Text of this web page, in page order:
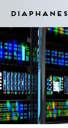
Diaphanes